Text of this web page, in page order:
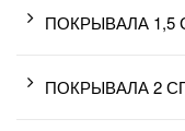
ПОКРЫВАЛА 1,5
ПОКРЫВАЛА 2